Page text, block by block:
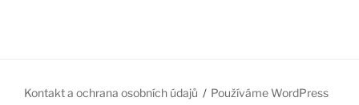
Kontakt a ochrana osobních údajů
Používáme WordPress